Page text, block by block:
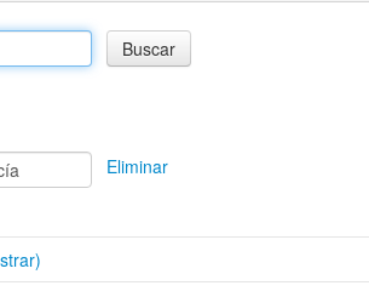
Eliminar